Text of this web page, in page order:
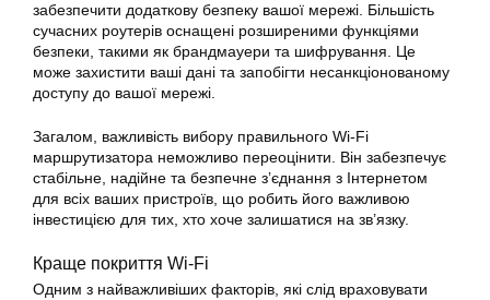
забезпечити додаткову безпеку вашої мережі. Більшість
сучасних роутерів оснащені розширеними функціями
безпеки, такими як брандмауери та шифрування. Це
може захистити ваші дані та запобігти несанкціонованому
доступу до вашої мережі.
Загалом, важливість вибору правильного Wi-Fi
маршрутизатора неможливо переоцінити. Він забезпечує
стабільне, надійне та безпечне з’єднання з Інтернетом
для всіх ваших пристроїв, що робить його важливою
інвестицією для тих, хто хоче залишатися на зв’язку.
Краще покриття Wi-Fi
Одним з найважливіших факторів, які слід враховувати